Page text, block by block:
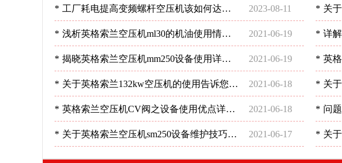
圳稳超
* 工厂耗电提高变频螺杆空压机该如何达到
预期节能效果呢？-深圳稳超
2023-08-11 * 关
* 浅析英格索兰空压机ml30的机油使用情况-
深圳稳超
2021-06-19 * 详
题-
* 揭晓英格索兰空压机mm250设备使用详情
分析-深圳稳超
2021-06-19 * 英
析-
* 关于英格索兰132kw空压机的使用告诉您要
这样做-深圳稳超
2021-06-18 * 关
稳超
* 英格索兰空压机CV阀之设备使用优点详情-
深圳稳超
2021-06-18 * 问
析-
* 关于英格索兰空压机sm250设备维护技巧分
析-深圳稳超
2021-06-17 * 关
析-